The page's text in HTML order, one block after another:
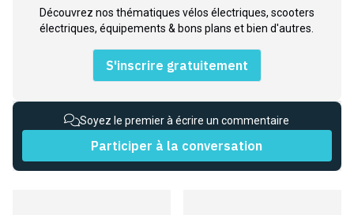
Découvrez nos thématiques vélos électriques, scooters
électriques, équipements & bons plans et bien d'autres.
S'inscrire gratuitement
Soyez le premier à écrire un commentaire
Participer à la conversation